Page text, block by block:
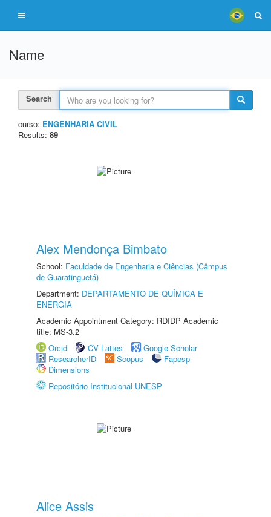
Name
Search
curso: ENGENHARIA CIVIL
Results: 89
Alex Mendonça Bimbato
School: Faculdade de Engenharia e Ciências (Câmpus
de Guaratinguetá)
Department: DEPARTAMENTO DE QUÍMICA E
ENERGIA
Academic Appointment Category: RDIDP Academic
title: MS-3.2
Orcid
CV Lattes
Google Scholar
ResearcherID
Scopus
Fapesp
Dimensions
Repositório Institucional UNESP
Alice Assis